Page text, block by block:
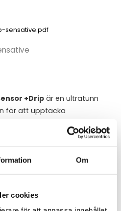
Om
cookies
sensative.pdf
+Drip är en ultratunn
för att upptäcka
den monteras i extremt
ofta börjar, till exempel
eller djupt inne i
till att förhindra kostsamma
Multi-sensor +Drip